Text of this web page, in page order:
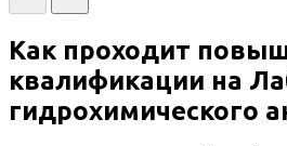
Как проходит
квалификации на
гидрохимического